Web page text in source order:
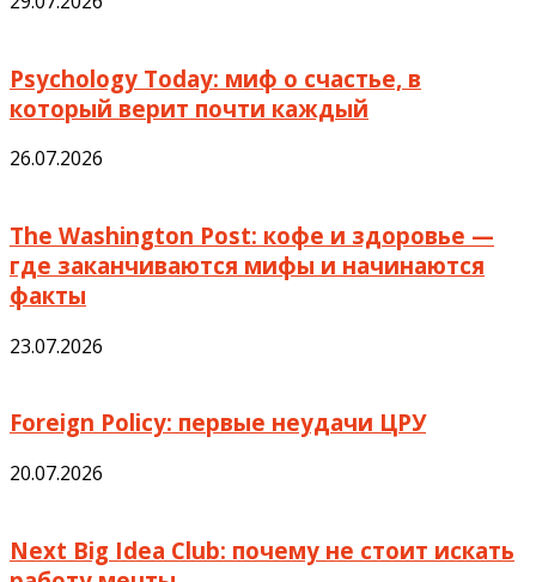
Psychology Today: миф о счастье, в
который верит почти каждый
26.07.2026
The Washington Post: кофе и здоровье —
где заканчиваются мифы и начинаются
факты
23.07.2026
Foreign Policy: первые неудачи ЦРУ
20.07.2026
Next Big Idea Club: почему не стоит искать